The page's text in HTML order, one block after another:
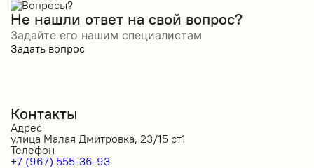
Не нашли ответ на свой вопрос?
Задайте его нашим специалистам
Задать вопрос
Контакты
Адрес
улица Малая Дмитровка, 23/15 ст1
Телефон
+7 (967) 555-36-93